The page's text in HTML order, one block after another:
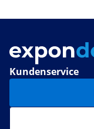
Kundenservice